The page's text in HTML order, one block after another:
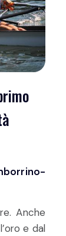
Anche
e dal